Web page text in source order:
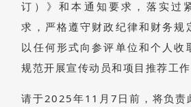
订）》和本通知要求，落实过
求，严格遵守财政纪律和财务规
以任何形式向参评单位和个人收
规范开展宣传动员和项目推荐工作
请于2025年11月7日前，将负责